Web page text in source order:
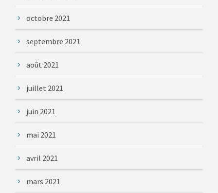
octobre 2021
septembre 2021
août 2021
juillet 2021
juin 2021
mai 2021
avril 2021
mars 2021